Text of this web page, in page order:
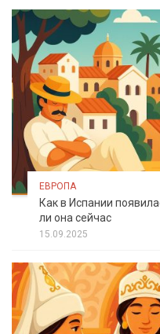
ЕВРОПА
Как в Испании
ли она сейчас
15.09.2025